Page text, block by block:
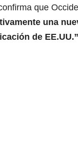
que
una
de EE.UU.”